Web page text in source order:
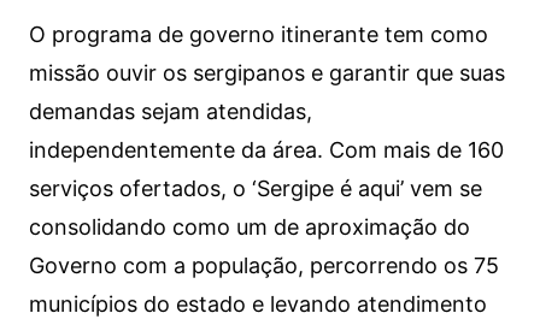
O programa de governo itinerante tem como
missão ouvir os sergipanos e garantir que suas
demandas sejam atendidas,
independentemente da área. Com mais de 160
serviços ofertados, o ‘Sergipe é aqui’ vem se
consolidando como um de aproximação do
Governo com a população, percorrendo os 75
municípios do estado e levando atendimento